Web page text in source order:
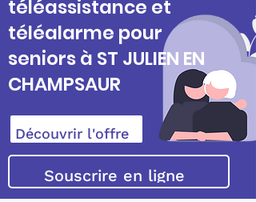
téléassistance et
téléalarme pour
seniors à ST JULIEN EN
CHAMPSAUR
Découvrir l'offre
Souscrire en ligne